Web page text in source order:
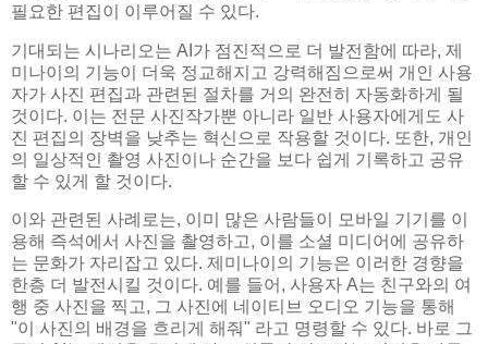
필요한 편집이 이루어질 수 있다.
기대되는 시나리오는 AI가 점진적으로 더 발전함에 따라, 제
미나이의 기능이 더욱 정교해지고 강력해짐으로써 개인 사용
자가 사진 편집과 관련된 절차를 거의 완전히 자동화하게 될
것이다. 이는 전문 사진작가뿐 아니라 일반 사용자에게도 사
진 편집의 장벽을 낮추는 혁신으로 작용할 것이다. 또한, 개인
의 일상적인 촬영 사진이나 순간을 보다 쉽게 기록하고 공유
할 수 있게 할 것이다.
이와 관련된 사례로는, 이미 많은 사람들이 모바일 기기를 이
용해 즉석에서 사진을 촬영하고, 이를 소셜 미디어에 공유하
는 문화가 자리잡고 있다. 제미나이의 기능은 이러한 경향을
한층 더 발전시킬 것이다. 예를 들어, 사용자 A는 친구와의 여
행 중 사진을 찍고, 그 사진에 네이티브 오디오 기능을 통해
"이 사진의 배경을 흐리게 해줘" 라고 명령할 수 있다. 바로 그